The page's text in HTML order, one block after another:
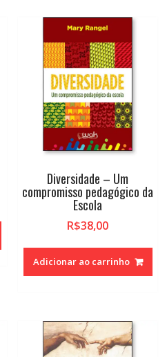
Diversidade – Um
compromisso pedagógico da
Escola
R$38,00
Adicionar ao carrinho